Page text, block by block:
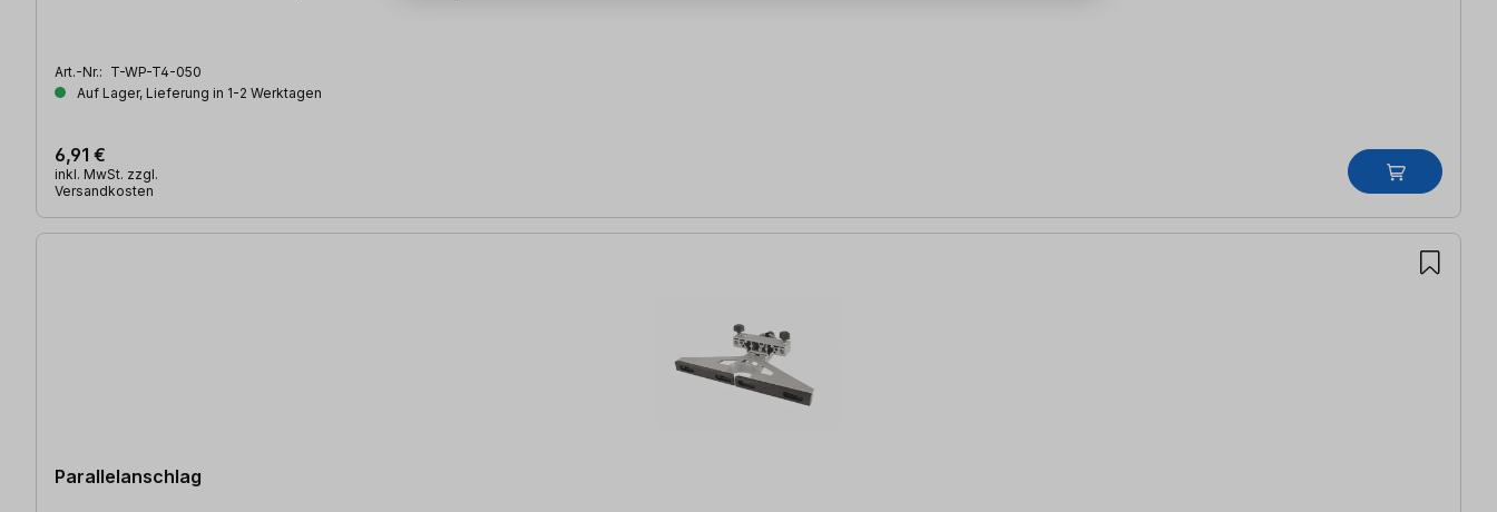
Art.-Nr.: T-WP-T4-050
Auf Lager, Lieferung in 1-2 Werktagen
6,91 €
inkl. MwSt. zzgl.
Versandkosten
Parallelanschlag